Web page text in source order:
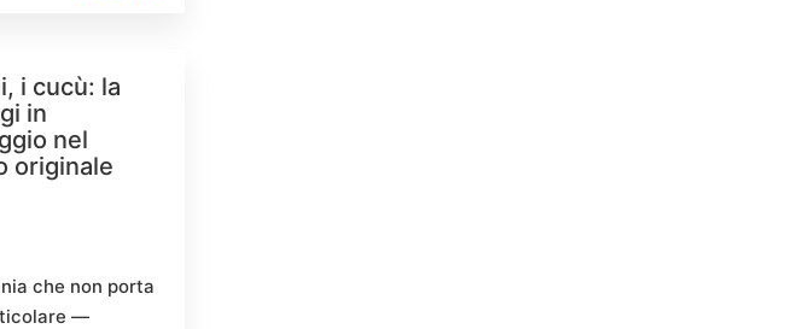
i cucù: la
in
nel
originale
che non porta
—